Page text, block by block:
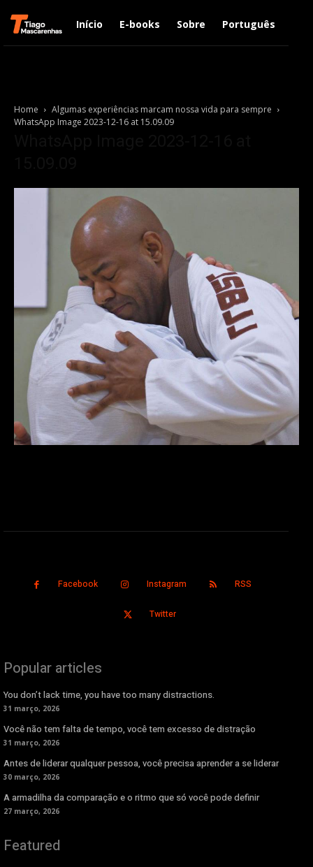
Início E-books Sobre Português
Home
Algumas experiências marcam nossa vida para sempre
WhatsApp Image 2023-12-16 at 15.09.09
Facebook Instagram RSS
Twitter
Popular articles
You don’t lack time, you have too many distractions.
31 março, 2026
Você não tem falta de tempo, você tem excesso de distração
31 março, 2026
Antes de liderar qualquer pessoa, você precisa aprender a se liderar
30 março, 2026
A armadilha da comparação e o ritmo que só você pode definir
27 março, 2026
Featured